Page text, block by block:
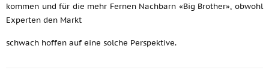
kommen und für die mehr Fernen Nachbarn «Big Brother», obwohl
Experten den Markt
schwach hoffen auf eine solche Perspektive.